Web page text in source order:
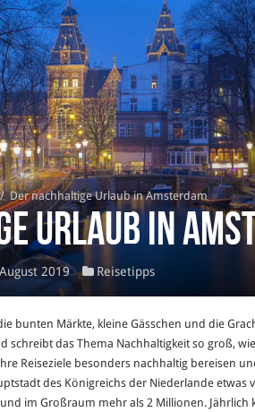
/ Der nachhaltige Urlaub in Amsterdam
Urlaub in
2019 Reisetipps
bunten Märkte, kleine Gässchen und die
schreibt das Thema Nachhaltigkeit so groß,
Reiseziele besonders nachhaltig bereisen
des Königreichs der Niederlande etwas
im Großraum mehr als 2 Millionen. Jährlich